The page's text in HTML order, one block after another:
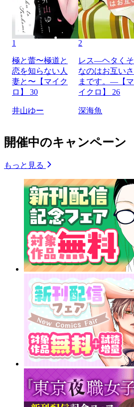
1
極と蕾〜極道と
恋を知らない人
妻と〜【マイク
ロ】 30
井山ゆー
2
レス―ヘタくそ
なのはお互いさ
まです。―【マ
イクロ】 26
深海魚
開催中のキャンペーン
もっと見る